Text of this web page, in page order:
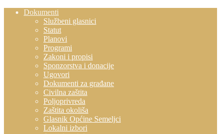
Dokumenti
Službeni glasnici
Statut
Planovi
Programi
Zakoni i propisi
Sponzorstva i donacije
Ugovori
Dokumenti za građane
Civilna zaštita
Poljoprivreda
Zaštita okoliša
Glasnik Općine Semeljci
Lokalni izbori